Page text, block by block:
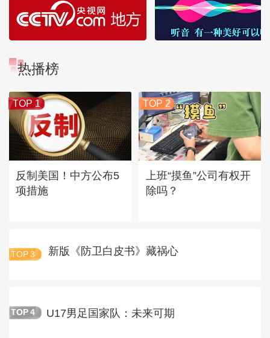
热播榜
TOP 1
反制美国！中方公布5
项措施
TOP 2
上班“摸鱼”公司有权开
除吗？
TOP 3 新版《防卫白皮书》藏祸心
TOP 4 U17男足国家队：未来可期